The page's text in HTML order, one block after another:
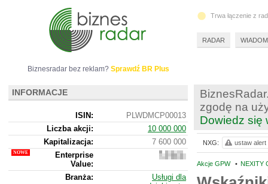
zgodę na
Dowiedz się
Akcje GPW • NEXITY
NXG: ustaw alert
Biznesradar bez reklam? Sprawdź BR Plus
INFORMACJE
ISIN:
PLWDMCP00013
Liczba akcji:
10 000 000
Kapitalizacja:
7 600 000
Enterprise
Value:
8
000
Branża:
Usługi dla
Trwa łączenie z
RADAR